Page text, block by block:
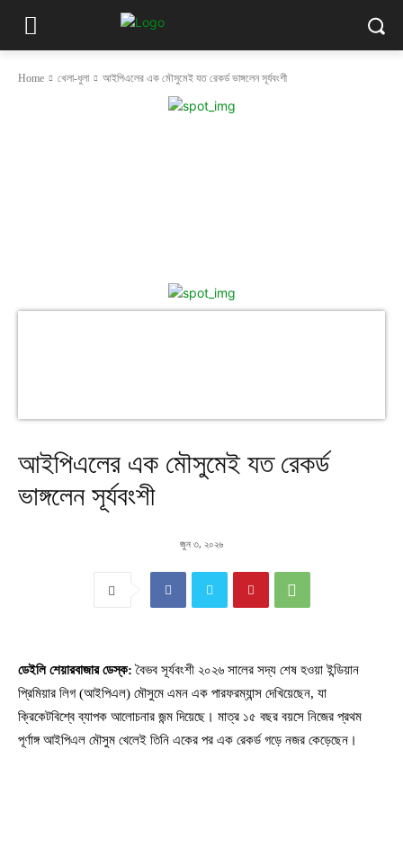
Home খেলা-ধুলা আইপিএলের এক মৌসুমেই যত রেকর্ড ভাঙ্গলেন সূর্যবংশী
আইপিএলের এক মৌসুমেই যত রেকর্ড
ভাঙ্গলেন সূর্যবংশী
জুন ৩, ২০২৬
ডেইলি শেয়ারবাজার ডেস্ক:বৈভব সূর্যবংশী ২০২৬ সালের সদ্য শেষ হওয়া ইন্ডিয়ান
প্রিমিয়ার লিগ (আইপিএল) মৌসুমে এমন এক পারফরম্যান্স দেখিয়েছেন, যা
ক্রিকেটবিশ্বে ব্যাপক আলোচনার জন্ম দিয়েছে। মাত্র ১৫ বছর বয়সে নিজের প্রথম
পূর্ণাঙ্গ আইপিএল মৌসুম খেলেই তিনি একের পর এক রেকর্ড গড়ে নজর কেড়েছেন।